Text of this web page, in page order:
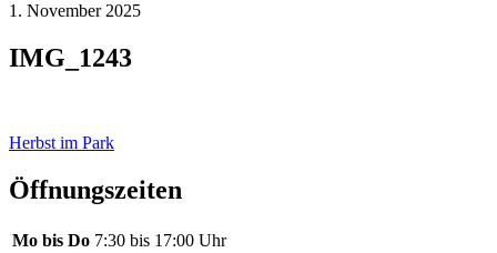
1. November 2025
IMG_1243
Beitragsnavigation
Herbst im Park
Öffnungszeiten
Mo bis Do 7:30 bis 17:00 Uhr